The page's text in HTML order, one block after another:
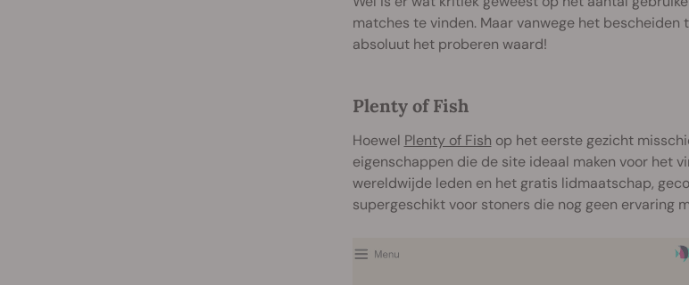
matches te vinden. Maar vanwege het
absoluut het proberen waard!
Plenty of Fish
Hoewel Plenty of Fish op het eerste gezicht
eigenschappen die de site ideaal maken voor het
wereldwijde leden en het gratis lidmaatschap,
supergeschikt voor stoners die nog geen ervaring